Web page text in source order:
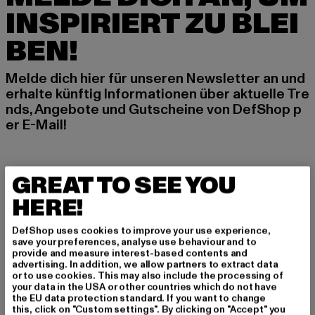
INSPIRIERT ZU BLEI
BEN!
Melde dich hier für unseren Newsletter an und
erhalte künftig Informationen über aktuelle Tre
nds, Angebote und Gutscheine von DefShop p
er E-Mail!
An welchen Produkten bist du interessiert?
MÄNNER
FRAUEN
E-MAIL
ANMELDEN
GREAT TO SEE YOU
HERE!
DefShop uses cookies to improve your use experience,
save your preferences, analyse use behaviour and to
provide and measure interest-based contents and
advertising. In addition, we allow partners to extract data
or to use cookies. This may also include the processing of
your data in the USA or other countries which do not have
the EU data protection standard. If you want to change
this, click on "Custom settings". By clicking on "Accept" you